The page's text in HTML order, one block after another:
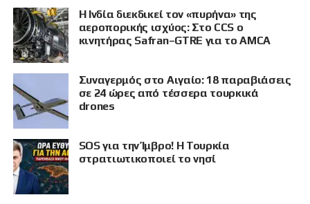
Η Ινδία διεκδικεί τον «πυρήνα» της
αεροπορικής ισχύος: Στο CCS ο
κινητήρας Safran–GTRE για το AMCA
Συναγερμός στο Αιγαίο: 18 παραβιάσεις
σε 24 ώρες από τέσσερα τουρκικά
drones
SOS για την Ίμβρο! Η Τουρκία
στρατιωτικοποιεί το νησί